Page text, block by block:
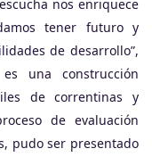
nos enriquece
tener futuro y
de desarrollo”,
una construcción
de correntinas y
de evaluación
pudo ser presentado